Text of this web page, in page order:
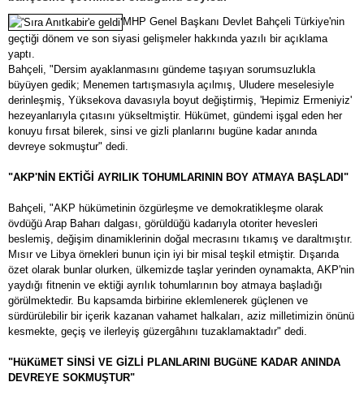
MHP Genel Başkanı Devlet Bahçeli Türkiye'nin
geçtiği dönem ve son siyasi gelişmeler hakkında yazılı bir açıklama
yaptı.
Bahçeli, "Dersim ayaklanmasını gündeme taşıyan sorumsuzlukla
büyüyen gedik; Menemen tartışmasıyla açılmış, Uludere meselesiyle
derinleşmiş, Yüksekova davasıyla boyut değiştirmiş, 'Hepimiz Ermeniyiz'
hezeyanlarıyla çıtasını yükseltmiştir. Hükümet, gündemi işgal eden her
konuyu fırsat bilerek, sinsi ve gizli planlarını bugüne kadar anında
devreye sokmuştur" dedi.
"AKP'NİN EKTİĞİ AYRILIK TOHUMLARININ BOY ATMAYA BAŞLADI"
Bahçeli, "AKP hükümetinin özgürleşme ve demokratikleşme olarak
övdüğü Arap Baharı dalgası, görüldüğü kadarıyla otoriter hevesleri
beslemiş, değişim dinamiklerinin doğal mecrasını tıkamış ve daraltmıştır.
Mısır ve Libya örnekleri bunun için iyi bir misal teşkil etmiştir. Dışarıda
özet olarak bunlar olurken, ülkemizde taşlar yerinden oynamakta, AKP'nin
yaydığı fitnenin ve ektiği ayrılık tohumlarının boy atmaya başladığı
görülmektedir. Bu kapsamda birbirine eklemlenerek güçlenen ve
sürdürülebilir bir içerik kazanan vahamet halkaları, aziz milletimizin önünü
kesmekte, geçiş ve ilerleyiş güzergâhını tuzaklamaktadır" dedi.
"HüKüMET SİNSİ VE GİZLİ PLANLARINI BUGüNE KADAR ANINDA
DEVREYE SOKMUŞTUR"